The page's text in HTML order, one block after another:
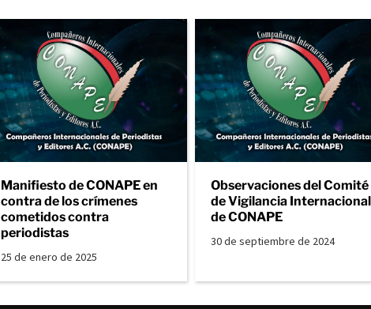
Manifiesto de CONAPE en
contra de los crímenes
cometidos contra
periodistas
25 de enero de 2025
Observaciones del Comité
de Vigilancia Internacional
de CONAPE
30 de septiembre de 2024